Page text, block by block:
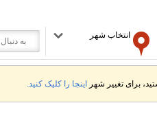
انتخاب شهر
برای تغییر شهر اینجا را کلیک کنید.